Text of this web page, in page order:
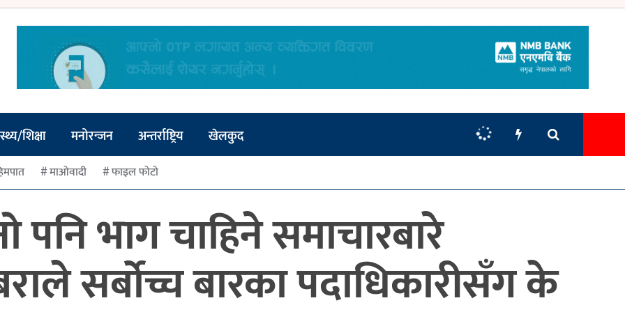
शिक्षा मनोरन्जन अन्तर्राष्ट्रिय
खेलकुद
माओवादी फाइल फोटो
पनि भाग चाहिने समाचारबारे
सर्बोच्च बारका पदाधिकारीसँग के